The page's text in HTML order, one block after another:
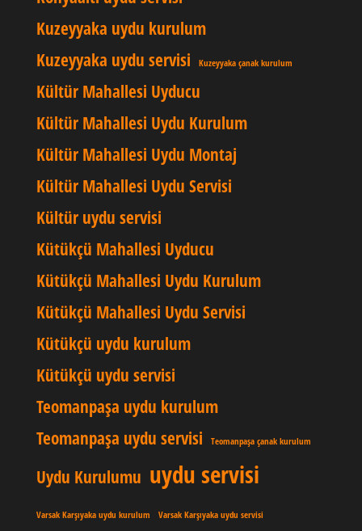
Kuzeyyaka uydu kurulum
Kuzeyyaka uydu servisi
Kuzeyyaka çanak kurulum
Kültür Mahallesi Uyducu
Kültür Mahallesi Uydu Kurulum
Kültür Mahallesi Uydu Montaj
Kültür Mahallesi Uydu Servisi
Kültür uydu servisi
Kütükçü Mahallesi Uyducu
Kütükçü Mahallesi Uydu Kurulum
Kütükçü Mahallesi Uydu Servisi
Kütükçü uydu kurulum
Kütükçü uydu servisi
Teomanpaşa uydu kurulum
Teomanpaşa uydu servisi
Teomanpaşa çanak kurulum
Uydu Kurulumu uydu servisi
Varsak Karşıyaka uydu kurulum Varsak Karşıyaka uydu servisi